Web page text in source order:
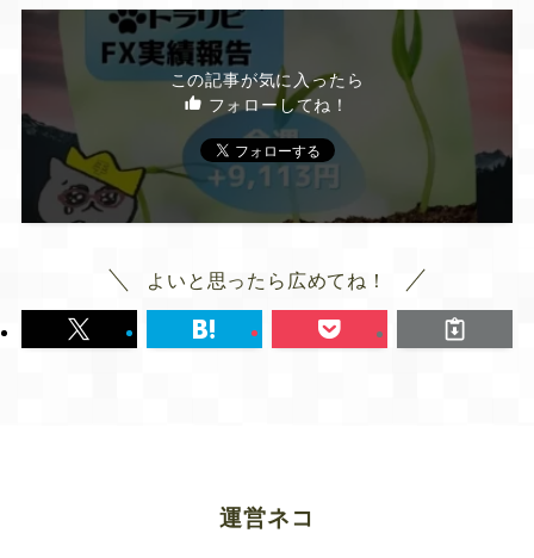
この記事が気に入ったら
フォローしてね！
よいと思ったら広めてね！
運営ネコ